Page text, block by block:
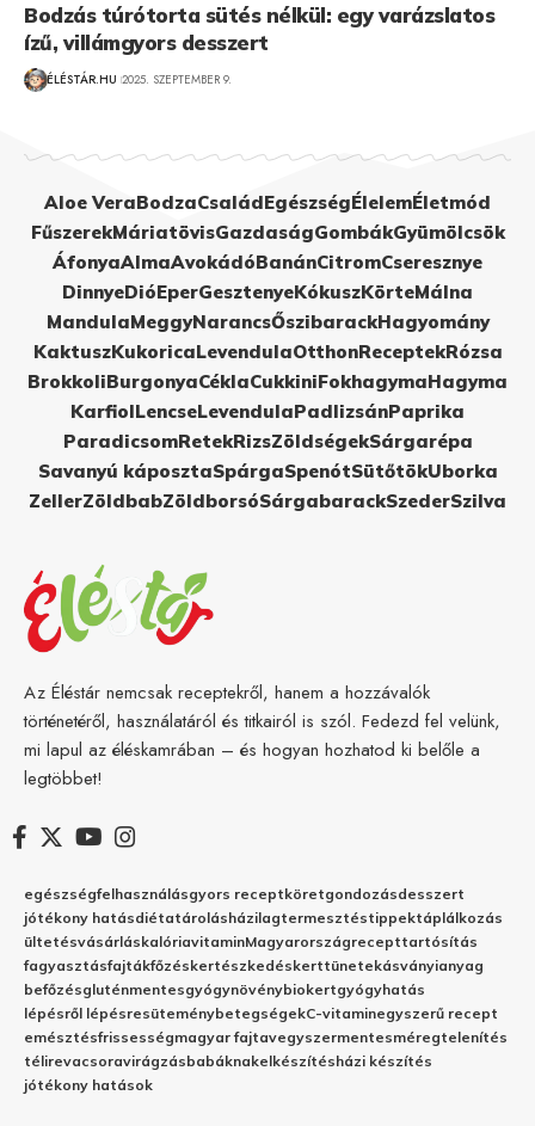
Bodzás túrótorta sütés nélkül: egy varázslatos
ízű, villámgyors desszert
ÉLÉSTÁR.HU 2025. SZEPTEMBER 9.
Aloe VeraBodzaCsaládEgészségÉlelemÉletmód
FűszerekMáriatövisGazdaságGombákGyümölcsök
ÁfonyaAlmaAvokádóBanánCitromCseresznye
DinnyeDióEperGesztenyeKókuszKörteMálna
MandulaMeggyNarancsŐszibarackHagyomány
KaktuszKukoricaLevendulaOtthonReceptekRózsa
BrokkoliBurgonyaCéklaCukkiniFokhagymaHagyma
KarfiolLencseLevendulaPadlizsánPaprika
ParadicsomRetekRizsZöldségekSárgarépa
Savanyú káposztaSpárgaSpenótSütőtökUborka
ZellerZöldbabZöldborsóSárgabarackSzederSzilva
Az Éléstár nemcsak receptekről, hanem a hozzávalók
történetéről, használatáról és titkairól is szól. Fedezd fel velünk,
mi lapul az éléskamrában – és hogyan hozhatod ki belőle a
legtöbbet!
egészségfelhasználásgyors receptköretgondozásdesszert
jótékony hatásdiétatárolásházilagtermesztéstippektáplálkozás
ültetésvásárláskalóriavitaminMagyarországrecepttartósítás
fagyasztásfajtákfőzéskertészkedéskerttünetekásványianyag
befőzésgluténmentesgyógynövénybiokertgyógyhatás
lépésről lépésresüteménybetegségekC-vitaminegyszerű recept
emésztésfrissességmagyar fajtavegyszermentesméregtelenítés
télirevacsoravirágzásbabáknakelkészítésházi készítés
jótékony hatások